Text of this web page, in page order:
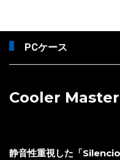
PCケース
Cooler
静音性重視した「